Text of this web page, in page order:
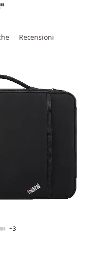
Recensioni
+3